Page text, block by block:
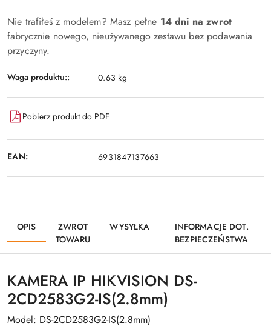
Nie trafiłeś z modelem? Masz pełne 14 dni na zwrot
fabrycznie nowego, nieużywanego zestawu bez podawania
przyczyny.
Waga produktu:: 0.63 kg
Pobierz produkt do PDF
EAN: 6931847137663
OPIS
ZWROT
TOWARU
WYSYŁKA
INFORMACJE DOT.
BEZPIECZEŃSTWA
KAMERA IP HIKVISION DS-
2CD2583G2-IS(2.8mm)
Model: DS-2CD2583G2-IS(2.8mm)